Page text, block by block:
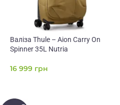
Валіза Thule – Aion Carry On
Spinner 35L Nutria
16 999 грн